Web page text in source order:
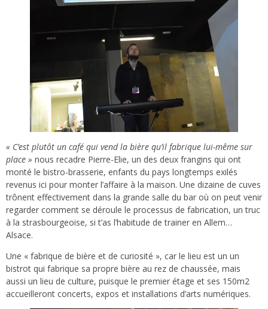
« C’est plutôt un café qui vend la bière qu’il fabrique lui-même sur
place » nous recadre Pierre-Elie, un des deux frangins qui ont
monté le bistro-brasserie, enfants du pays longtemps exilés
revenus ici pour monter l’affaire à la maison. Une dizaine de cuves
trônent effectivement dans la grande salle du bar où on peut venir
regarder comment se déroule le processus de fabrication, un truc
à la strasbourgeoise, si t’as l’habitude de trainer en Allem…
Alsace.
Une « fabrique de bière et de curiosité », car le lieu est un un
bistrot qui fabrique sa propre bière au rez de chaussée, mais
aussi un lieu de culture, puisque le premier étage et ses 150m2
accueilleront concerts, expos et installations d’arts numériques.